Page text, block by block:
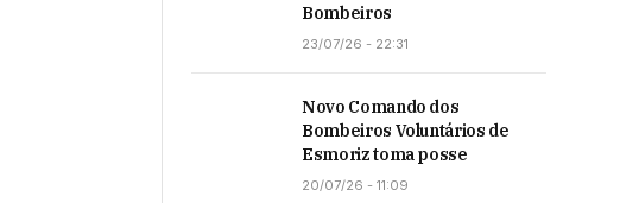
Bombeiros
23/07/26 - 22:31
Novo Comando dos
Bombeiros Voluntários de
Esmoriz toma posse
20/07/26 - 11:09